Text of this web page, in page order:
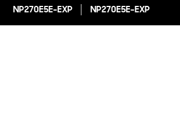
NP270E5E-EXP NP270E5E-EXP